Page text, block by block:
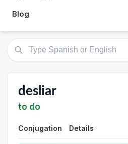
Blog
desliar
to do
Conjugation Details